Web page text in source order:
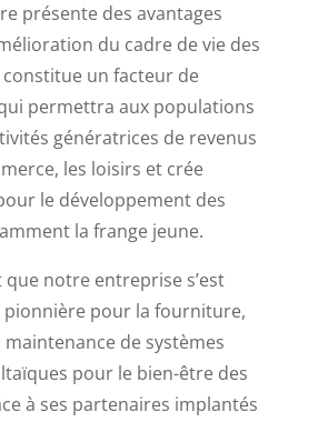
présente des avantages
du cadre de vie des
un facteur de
permettra aux populations
génératrices de revenus
les loisirs et crée
le développement des
la frange jeune.
que notre entreprise s’est
pionnière pour la fourniture,
maintenance de systèmes
pour le bien-être des
à ses partenaires implantés